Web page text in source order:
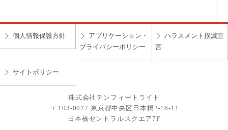
個人情報保護方針
アプリケーション・
プライバシーポリシー
ハラスメント撲滅宣
言
サイトポリシー
株式会社テンフィートライト
〒103-0027 東京都中央区日本橋2-16-11
日本橋セントラルスクエア7F